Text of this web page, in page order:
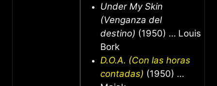
Under My Skin
(Venganza del
destino) (1950) … Louis
Bork
D.O.A. (Con las horas
contadas) (1950) …